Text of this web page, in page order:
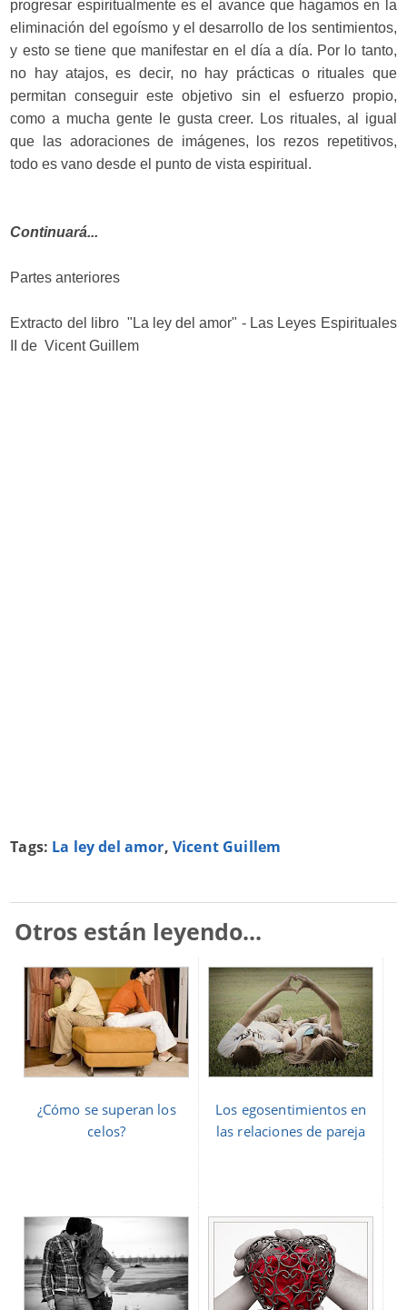
progresar espiritualmente es el avance que hagamos en la
eliminación del egoísmo y el desarrollo de los sentimientos,
y esto se tiene que manifestar en el día a día. Por lo tanto,
no hay atajos, es decir, no hay prácticas o rituales que
permitan conseguir este objetivo sin el esfuerzo propio,
como a mucha gente le gusta creer. Los rituales, al igual
que las adoraciones de imágenes, los rezos repetitivos,
todo es vano desde el punto de vista espiritual.
Continuará...
Partes anteriores
Extracto del libro "La ley del amor" - Las Leyes Espirituales
II de Vicent Guillem
Tags: La ley del amor, Vicent Guillem
Otros están leyendo...
¿Cómo se superan los
celos?
Los egosentimientos en
las relaciones de pareja